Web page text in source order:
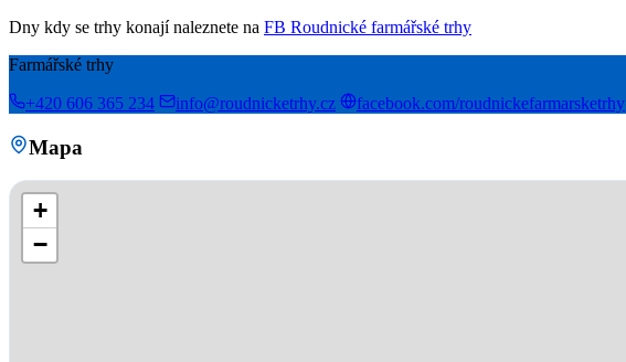
Dny kdy se trhy konají naleznete na FB Roudnické farmářské trhy
Farmářské trhy
+420 606 365 234 info@roudnicketrhy.cz facebook.com/roudnickefarmarsketrhy
Mapa
+
−